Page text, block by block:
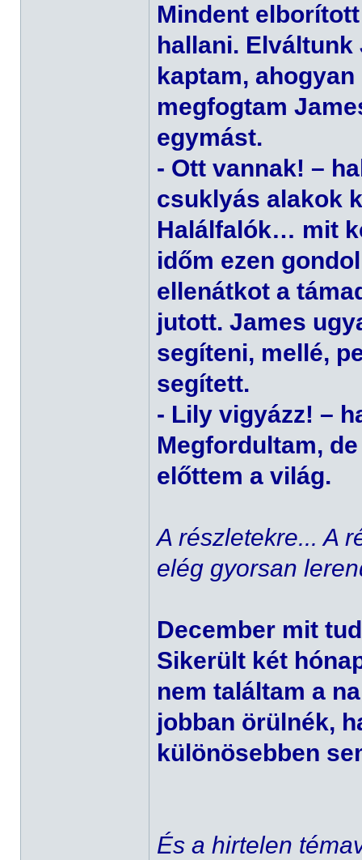
Mindent
hallani. Elváltunk
kaptam,
megfogtam
egymást.
- Ott vannak! –
csuklyás alakok
Halálfalók… mit
időm ezen
ellenátkot a
jutott. James
segíteni, mellé,
segített.
- Lily vigyázz! –
Megfordultam,
előttem a világ.
A részletekre... A
elég gyorsan
December mit
Sikerült két
nem találtam a
jobban örülnék,
különösebben
És a hirtelen